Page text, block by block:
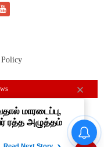
வெட்டப்பட்ட